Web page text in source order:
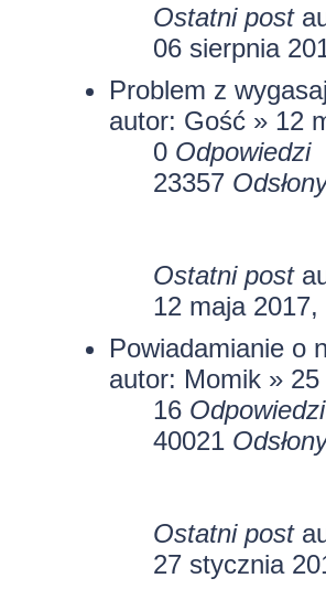
Ostatni post
06 sierpnia
Problem z
autor: Gość » 12
0 Odpowiedzi
23357
Ostatni post
12 maja 2017,
Powiadamianie o
autor: Momik» 25
16 Odpowiedzi
40021
Ostatni post
27 stycznia